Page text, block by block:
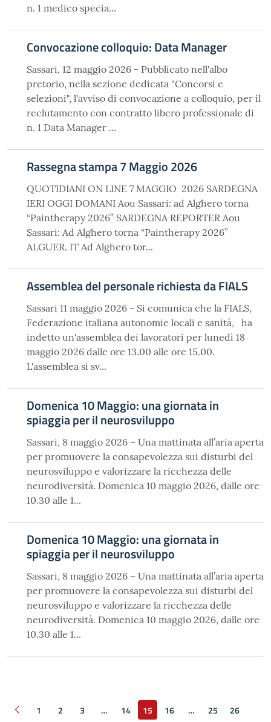
n. 1 medico specia...
Convocazione colloquio: Data Manager
Sassari, 12 maggio 2026 - Pubblicato nell'albo
pretorio, nella sezione dedicata "Concorsi e
selezioni", l'avviso di convocazione a colloquio, per il
reclutamento con contratto libero professionale di
n. 1 Data Manager ...
Rassegna stampa 7 Maggio 2026
QUOTIDIANI ON LINE 7 MAGGIO 2026 SARDEGNA
IERI OGGI DOMANI Aou Sassari: ad Alghero torna
“Paintherapy 2026” SARDEGNA REPORTER Aou
Sassari: Ad Alghero torna “Paintherapy 2026”
ALGUER. IT Ad Alghero tor...
Assemblea del personale richiesta da FIALS
Sassari 11 maggio 2026 - Si comunica che la FIALS,
Federazione italiana autonomie locali e sanità, ha
indetto un'assemblea dei lavoratori per lunedì 18
maggio 2026 dalle ore 13.00 alle ore 15.00.
L'assemblea si sv...
Domenica 10 Maggio: una giornata in
spiaggia per il neurosviluppo
Sassari, 8 maggio 2026 – Una mattinata all’aria aperta
per promuovere la consapevolezza sui disturbi del
neurosviluppo e valorizzare la ricchezza delle
neurodiversità. Domenica 10 maggio 2026, dalle ore
10.30 alle 1...
Domenica 10 Maggio: una giornata in
spiaggia per il neurosviluppo
Sassari, 8 maggio 2026 – Una mattinata all’aria aperta
per promuovere la consapevolezza sui disturbi del
neurosviluppo e valorizzare la ricchezza delle
neurodiversità. Domenica 10 maggio 2026, dalle ore
10.30 alle 1...
Pagina precedente
1 2 3 … 14 15 16 … 25
26